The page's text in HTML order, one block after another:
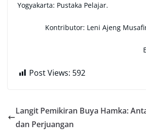
Yogyakarta: Pustaka Pelajar.
Kontributor: Leni Ajeng
Post Views: 592
Langit Pemikiran Buya Hamka:
dan Perjuangan